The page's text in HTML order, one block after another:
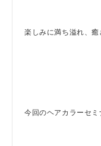
楽しみに満ち溢れ、癒
今回のヘアカラーセミ